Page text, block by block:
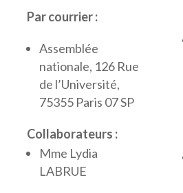
Par courrier :
Assemblée
nationale, 126 Rue
de l’Université,
75355 Paris 07 SP
Collaborateurs :
Mme Lydia
LABRUE